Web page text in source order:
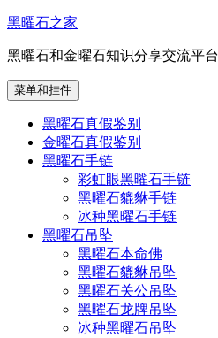
跳
内
容
黑曜石之家
黑曜石和金曜石知识分享交流平台
菜单和挂件
黑曜石真假鉴别
金曜石真假鉴别
黑曜石手链
彩虹眼黑曜石手链
黑曜石貔貅手链
冰种黑曜石手链
黑曜石吊坠
黑曜石本命佛
黑曜石貔貅吊坠
黑曜石关公吊坠
黑曜石龙牌吊坠
冰种黑曜石吊坠